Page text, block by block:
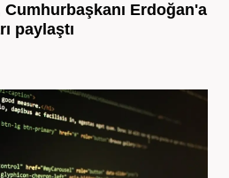
Cumhurbaşkanı Erdoğan'a
paylaştı